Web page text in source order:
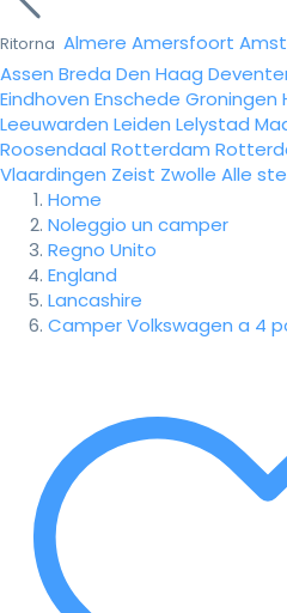
Ritorna Almere Amersfoort
Assen Breda Den Haag
Eindhoven Enschede Groningen
Leeuwarden Leiden Lelystad
Roosendaal Rotterdam
Vlaardingen Zeist Zwolle Alle
Home
Noleggio un camper
Regno Unito
England
Lancashire
Camper Volkswagen a 4